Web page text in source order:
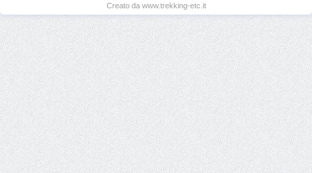
Creato da www.trekking-etc.it